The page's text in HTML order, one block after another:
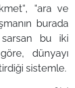
, “ara ve
burada
sarsan bu iki
dünyayı
sistemle.